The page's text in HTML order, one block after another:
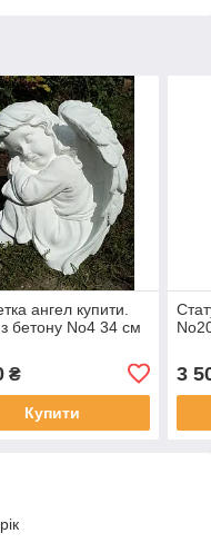
ангел купити.
бетону No4 34 см
₴
Купити
3